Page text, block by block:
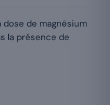
de magnésium
la présence de